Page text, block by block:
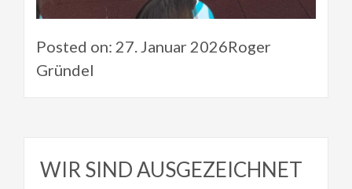
Posted on: 27. Januar 2026Roger
Gründel
WIR SIND AUSGEZEICHNET